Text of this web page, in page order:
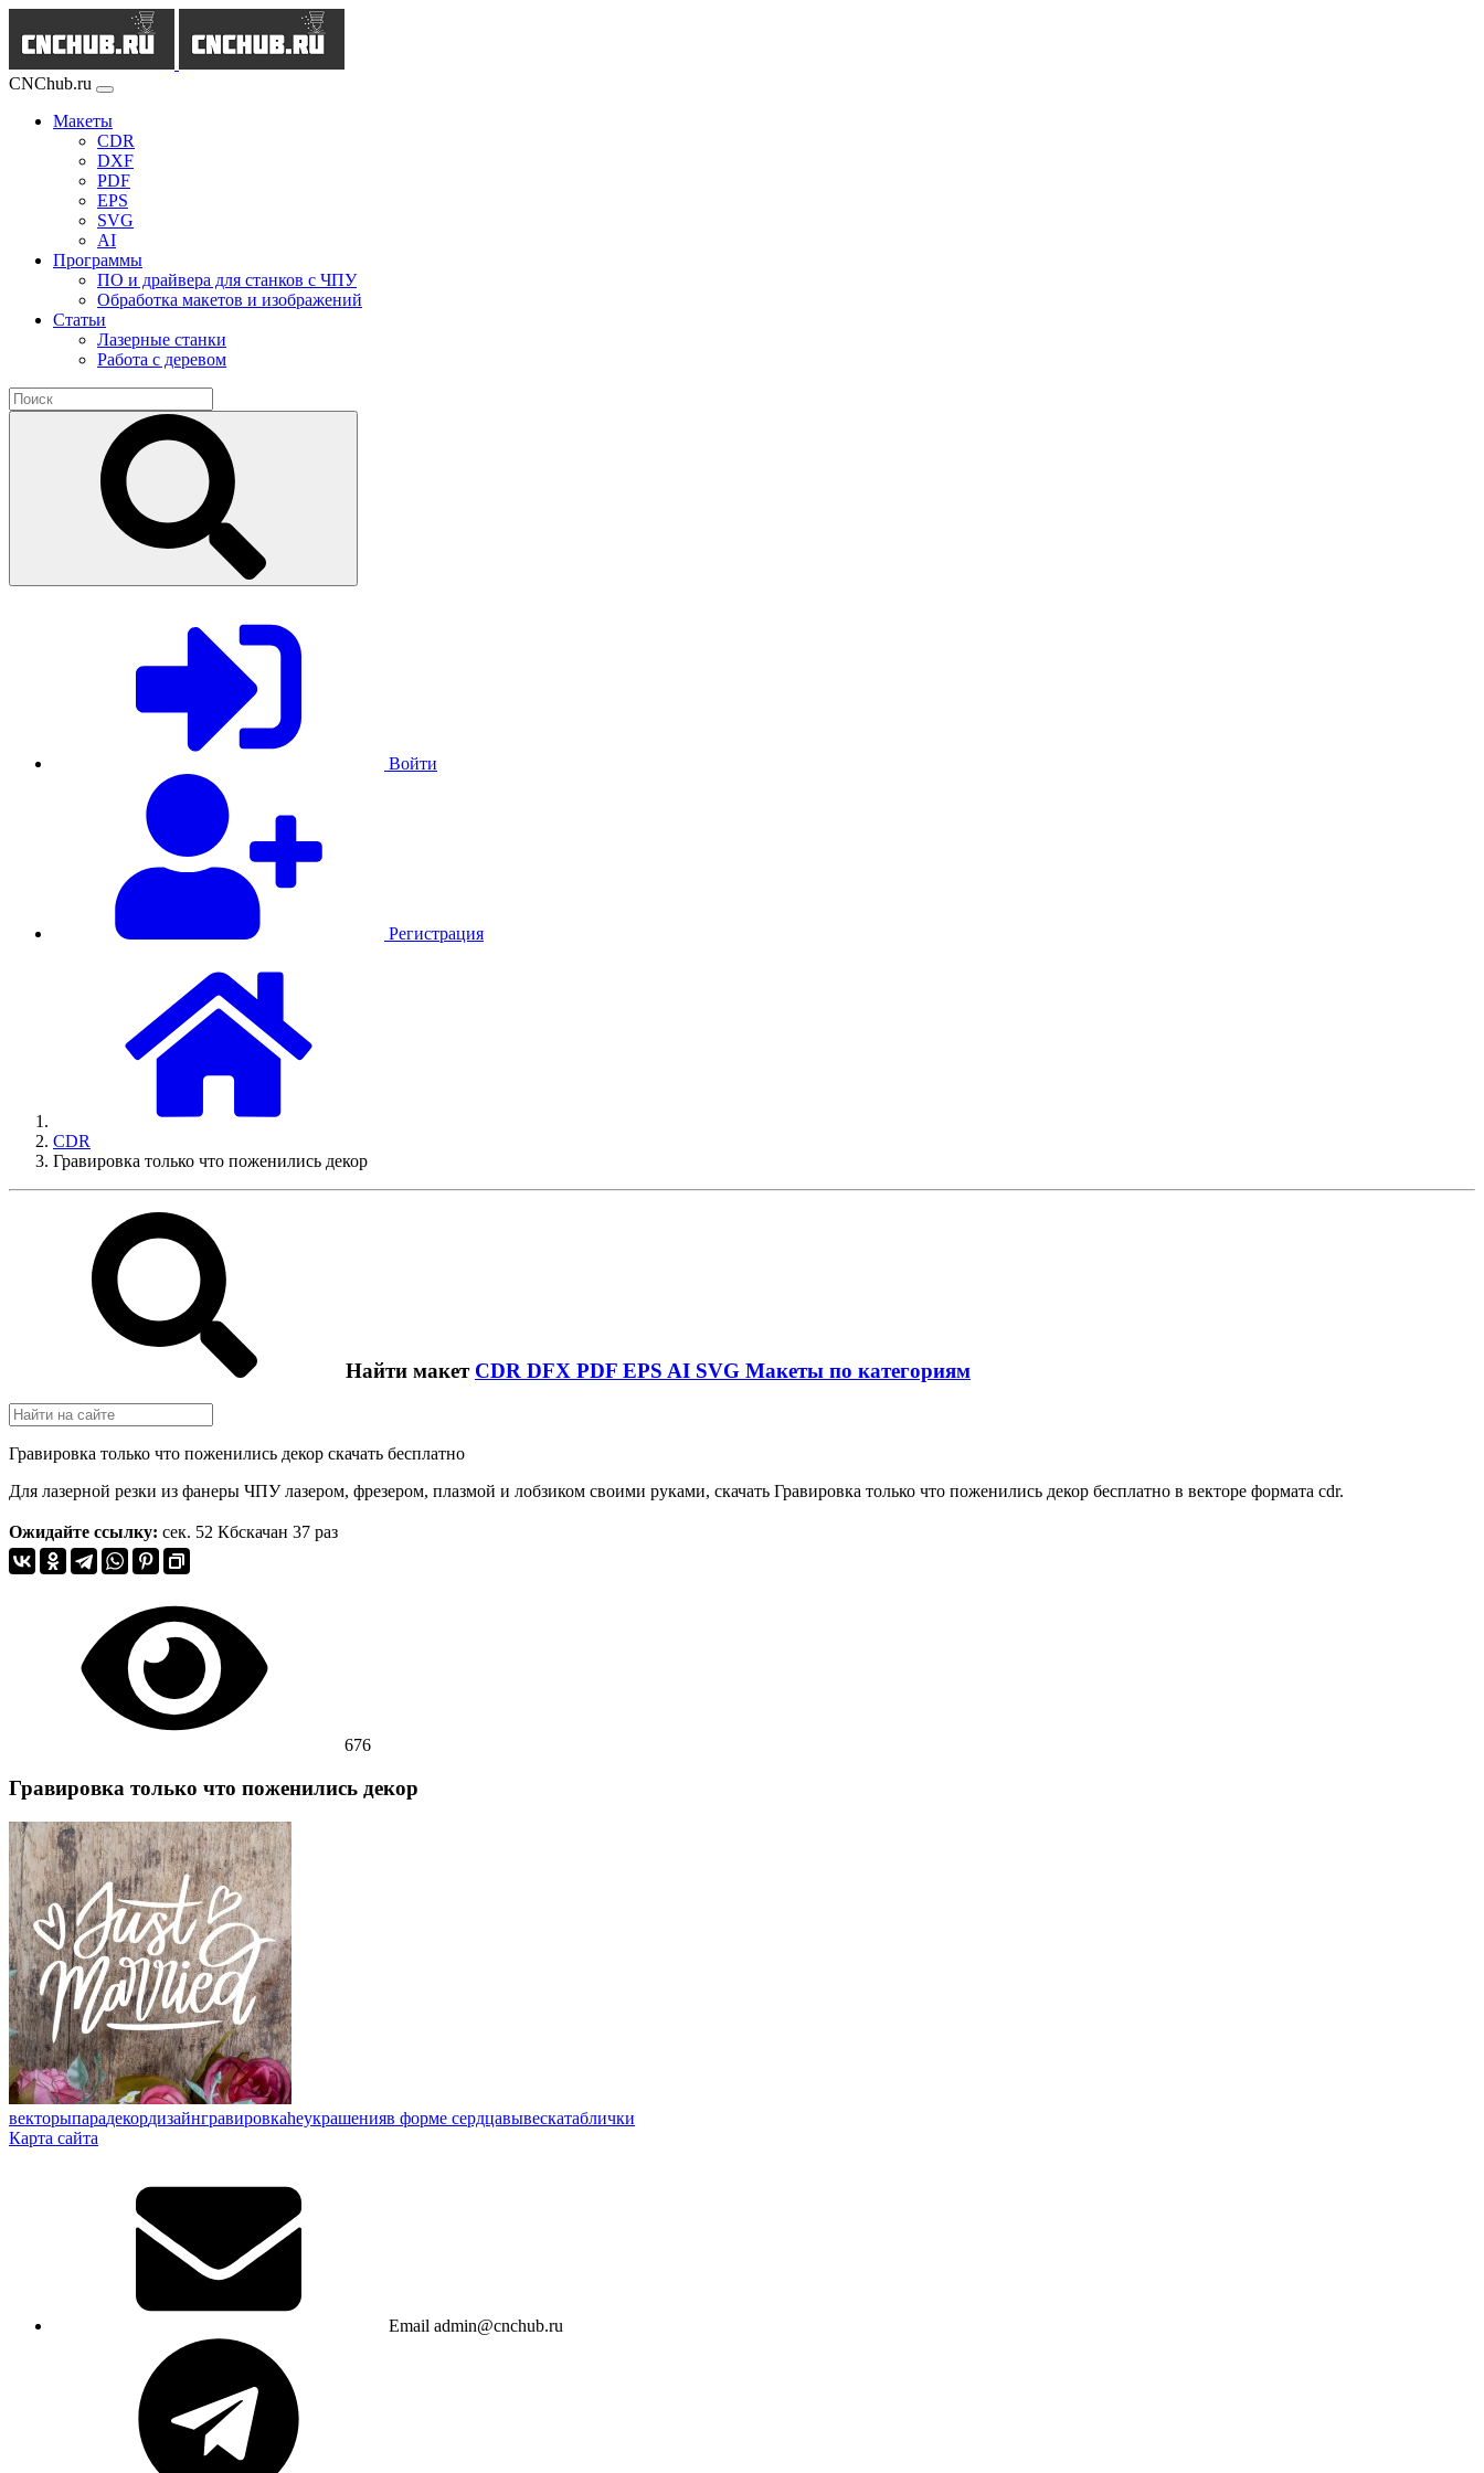
CNChub.ru
Макеты
CDR
DXF
PDF
EPS
SVG
AI
Программы
ПО и драйвера для станков с ЧПУ
Обработка макетов и изображений
Статьи
Лазерные станки
Работа с деревом
Войти
Регистрация
CDR
Гравировка только что поженились декор
Найти макет CDR DFX PDF EPS AI SVG Макеты по категориям
Гравировка только что поженились декор скачать бесплатно
Для лазерной резки из фанеры ЧПУ лазером, фрезером, плазмой и лобзиком своими руками, скачать Гравировка только что поженились декор бесплатно в векторе формата cdr.
Ожидайте ссылку: сек. 52 Кбскачан 37 раз
676
Гравировка только что поженились декор
векторыпарадекордизайнгравировкаheукрашенияв форме сердцавывескатаблички
Карта сайта
Email admin@cnchub.ru